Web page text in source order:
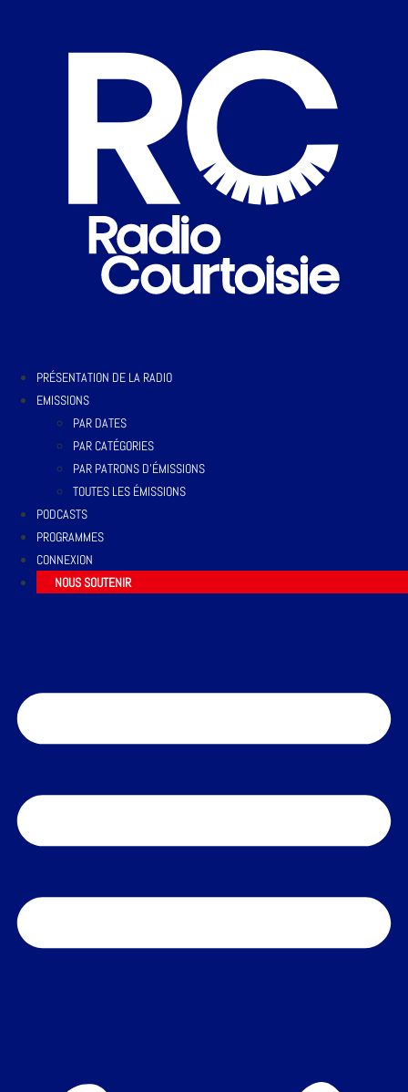
PRÉSENTATION DE LA RADIO
EMISSIONS
PAR DATES
PAR CATÉGORIES
PAR PATRONS D’ÉMISSIONS
TOUTES LES ÉMISSIONS
PODCASTS
PROGRAMMES
CONNEXION
NOUS SOUTENIR